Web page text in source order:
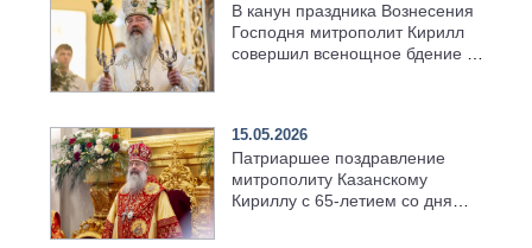
В канун праздника Вознесения
Господня митрополит Кирилл
совершил всенощное бдение в
15.05.2026
Патриаршее поздравление
митрополиту Казанскому
Кириллу с 65-летием со дня